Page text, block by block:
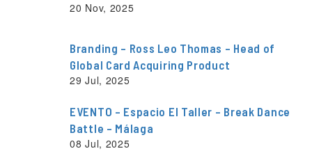
20 Nov, 2025
Branding – Ross Leo Thomas – Head of
Global Card Acquiring Product
29 Jul, 2025
EVENTO – Espacio El Taller – Break Dance
Battle – Málaga
08 Jul, 2025